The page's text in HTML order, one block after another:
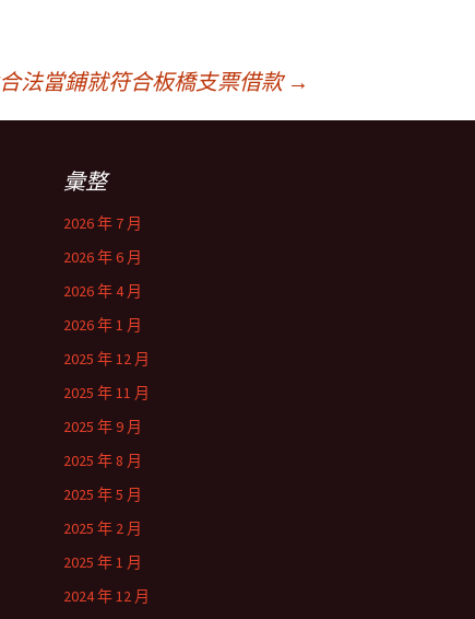
法當鋪就符合板橋支票借款 →
彙整
2026 年 7 月
2026 年 6 月
2026 年 4 月
2026 年 1 月
2025 年 12 月
2025 年 11 月
2025 年 9 月
2025 年 8 月
2025 年 5 月
2025 年 2 月
2025 年 1 月
2024 年 12 月